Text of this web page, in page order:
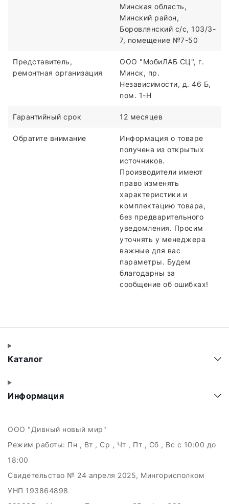
Минская область,
Минский район,
Боровлянский с/с, 103/3-
7, помещение №7-50
Представитель,
ремонтная организация
ООО "МобиЛАБ СЦ", г.
Минск, пр.
Независимости, д. 46 Б,
пом. 1-Н
Гарантийный срок 12 месяцев
Обратите внимание
Информация о товаре
получена из открытых
источников.
Производители имеют
право изменять
характеристики и
комплектацию товара,
без предварительного
уведомления. Просим
уточнять у менеджера
важные для вас
параметры. Будем
благодарны за
сообщение об ошибках!
Каталог
Информация
ООО "Дивный новый мир"
Режим работы: Пн , Вт , Ср , Чт , Пт , Сб , Вс c 10:00 до
18:00
Свидетельство № 24 апреля 2025, Мингорисполком
УНП 193864898